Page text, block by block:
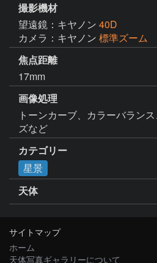
撮影機材
望遠鏡：キヤノン 40D
カメラ：キヤノン 標準ズーム
焦点距離
17mm
画像処理
トーンカーブ、カラーバラン
ズなど
カテゴリー
星景
天体
サイトマップ
ホーム
天体写真ギャラリーについて